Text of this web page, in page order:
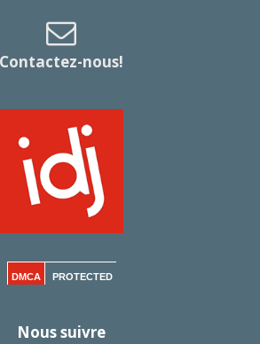
Contactez-nous!
DMCA PROTECTED
Nous suivre